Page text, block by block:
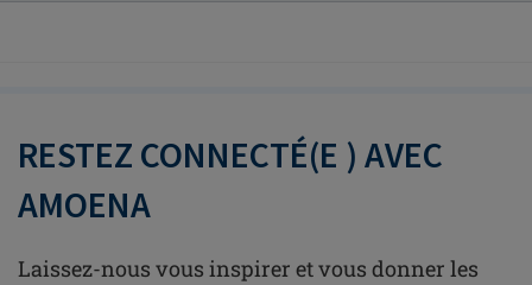
RESTEZ CONNECTÉ(E ) AVEC
AMOENA
Laissez-nous vous inspirer et vous donner les